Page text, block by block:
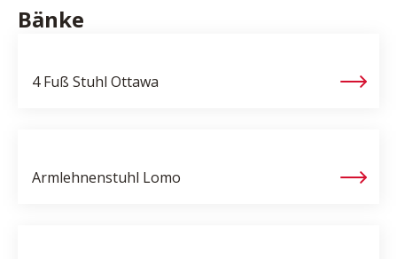
Bänke
4 Fuß Stuhl Ottawa
Armlehnenstuhl Lomo